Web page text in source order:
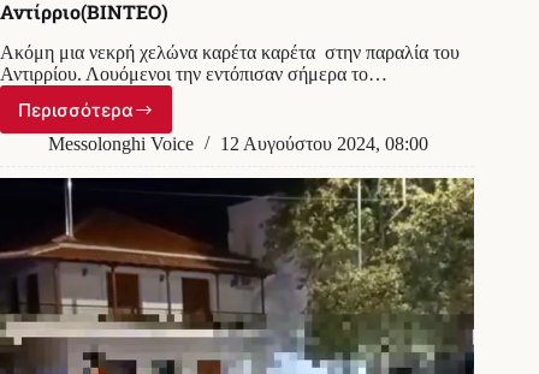
Αντίρριο(BINTEO)
Ακόμη μια νεκρή χελώνα καρέτα καρέτα στην παραλία του
Αντιρρίου. Λουόμενοι την εντόπισαν σήμερα το…
Περισσότερα
Νεκρή
χελώνα
Αντίρριο(BINTEO)
Messolonghi Voice 12 Αυγούστου 2024, 08:00